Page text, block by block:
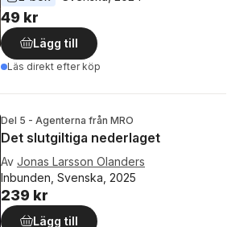
49 kr
Lägg till
Läs direkt efter köp
Del 5 - Agenterna från MRO
Det slutgiltiga nederlaget
Av Jonas Larsson Olanders
Inbunden, Svenska, 2025
239 kr
Lägg till